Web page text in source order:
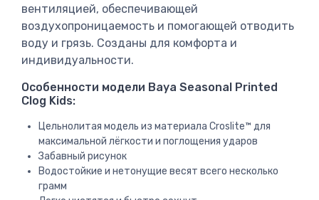
вентиляцией, обеспечивающей
воздухопроницаемость и помогающей отводить
воду и грязь. Созданы для комфорта и
индивидуальности.
Особенности модели Baya Seasonal Printed
Clog Kids:
Цельнолитая модель из материала Croslite™ для
максимальной лёгкости и поглощения ударов
Забавный рисунок
Водостойкие и нетонущие весят всего несколько
грамм